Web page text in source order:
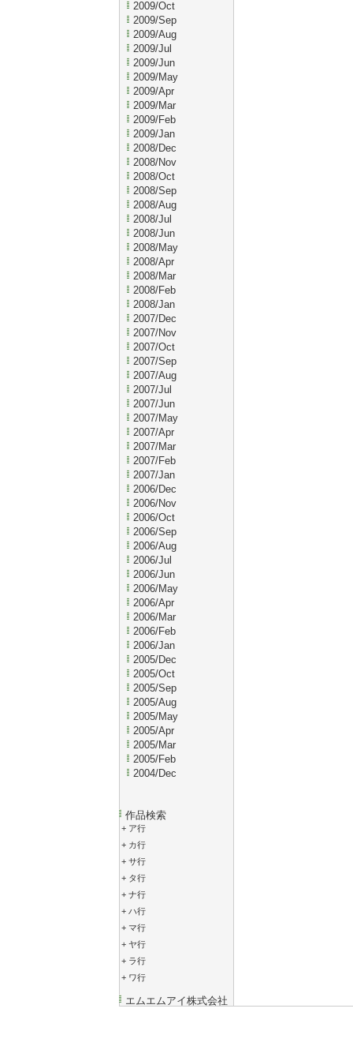
2009/Oct
2009/Sep
2009/Aug
2009/Jul
2009/Jun
2009/May
2009/Apr
2009/Mar
2009/Feb
2009/Jan
2008/Dec
2008/Nov
2008/Oct
2008/Sep
2008/Aug
2008/Jul
2008/Jun
2008/May
2008/Apr
2008/Mar
2008/Feb
2008/Jan
2007/Dec
2007/Nov
2007/Oct
2007/Sep
2007/Aug
2007/Jul
2007/Jun
2007/May
2007/Apr
2007/Mar
2007/Feb
2007/Jan
2006/Dec
2006/Nov
2006/Oct
2006/Sep
2006/Aug
2006/Jul
2006/Jun
2006/May
2006/Apr
2006/Mar
2006/Feb
2006/Jan
2005/Dec
2005/Oct
2005/Sep
2005/Aug
2005/May
2005/Apr
2005/Mar
2005/Feb
2004/Dec
作品検索
+ ア行
+ カ行
+ サ行
+ タ行
+ ナ行
+ ハ行
+ マ行
+ ヤ行
+ ラ行
+ ワ行
エムエムアイ株式会社